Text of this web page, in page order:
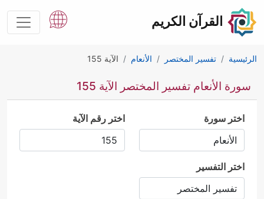
القرآن الكريم
الرئيسية تفسير المختصر الأنعام الآية 155
سورة الأنعام تفسير المختصر الآية 155
اختر سورة اختر رقم الآية
اختر التفسير